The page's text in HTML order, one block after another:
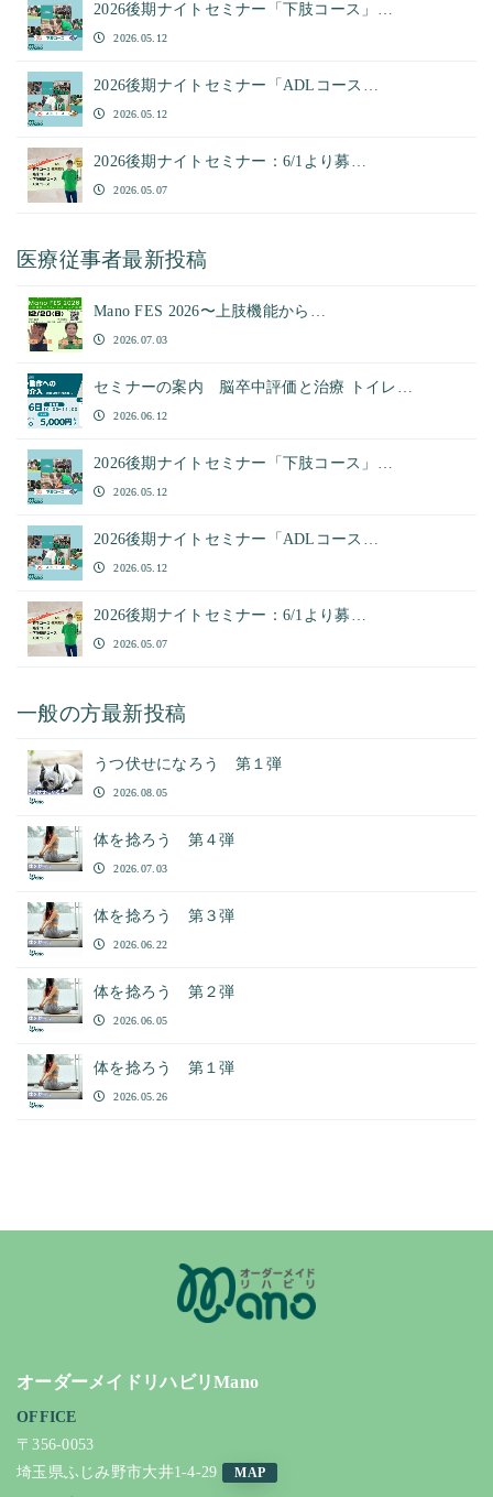
2026後期ナイトセミナー「下肢コース」…
2026.05.12
2026後期ナイトセミナー「ADLコース…
2026.05.12
2026後期ナイトセミナー：6/1より募…
2026.05.07
医療従事者最新投稿
Mano FES 2026〜上肢機能から…
2026.07.03
セミナーの案内 脳卒中評価と治療 トイレ…
2026.06.12
2026後期ナイトセミナー「下肢コース」…
2026.05.12
2026後期ナイトセミナー「ADLコース…
2026.05.12
2026後期ナイトセミナー：6/1より募…
2026.05.07
一般の方最新投稿
うつ伏せになろう 第１弾
2026.08.05
体を捻ろう 第４弾
2026.07.03
体を捻ろう 第３弾
2026.06.22
体を捻ろう 第２弾
2026.06.05
体を捻ろう 第１弾
2026.05.26
オーダーメイドリハビリMano
OFFICE
〒356-0053
埼玉県ふじみ野市大井1-4-29
MAP